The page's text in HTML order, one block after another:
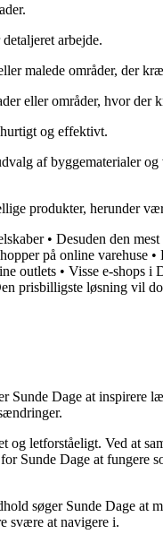
arbejde.
malede områder, der
eller områder, hvor der
og effektivt.
af byggematerialer
produkter, herunder
• Desuden den
på online varehuse •
outlets • Visse e-shops i
prisbilligste løsning vil
Sunde Dage at inspirere
letforståeligt. Ved at
Sunde Dage at fungere
søger Sunde Dage at
svære at navigere i.